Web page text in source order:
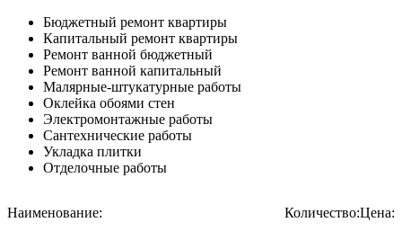
Бюджетный ремонт квартиры
Капитальный ремонт квартиры
Ремонт ванной бюджетный
Ремонт ванной капитальный
Малярные-штукатурные работы
Оклейка обоями стен
Электромонтажные работы
Сантехнические работы
Укладка плитки
Отделочные работы
Наименование: Количество:Цена: